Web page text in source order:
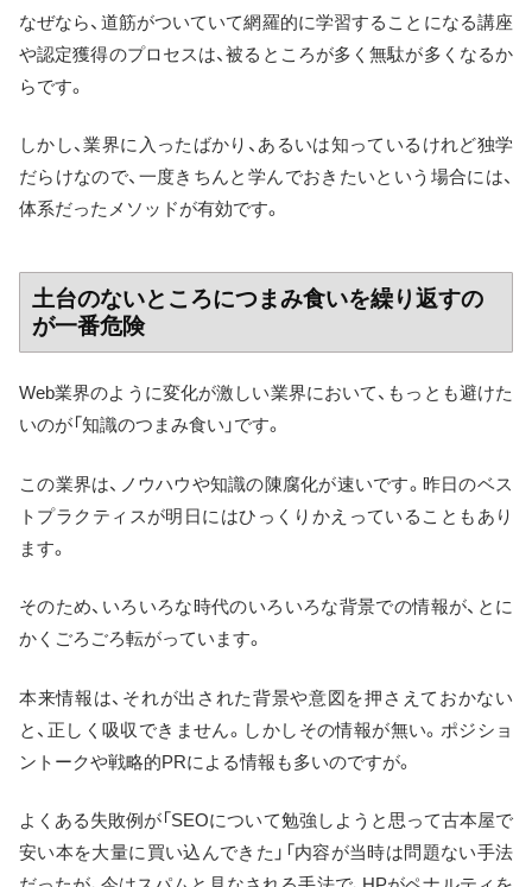
なぜなら、道筋がついていて網羅的に学習することになる講座
や認定獲得のプロセスは、被るところが多く無駄が多くなるか
らです。
しかし、業界に入ったばかり、あるいは知っているけれど独学
だらけなので、一度きちんと学んでおきたいという場合には、
体系だったメソッドが有効です。
土台のないところにつまみ食いを繰り返すの
が一番危険
Web業界のように変化が激しい業界において、もっとも避けた
いのが「知識のつまみ食い」です。
この業界は、ノウハウや知識の陳腐化が速いです。昨日のベス
トプラクティスが明日にはひっくりかえっていることもあり
ます。
そのため、いろいろな時代のいろいろな背景での情報が、とに
かくごろごろ転がっています。
本来情報は、それが出された背景や意図を押さえておかない
と、正しく吸収できません。しかしその情報が無い。ポジショ
ントークや戦略的PRによる情報も多いのですが。
よくある失敗例が「SEOについて勉強しようと思って古本屋で
安い本を大量に買い込んできた」「内容が当時は問題ない手法